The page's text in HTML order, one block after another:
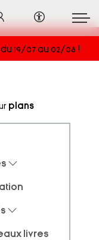
19/07 au 02/08 !
plans
livres